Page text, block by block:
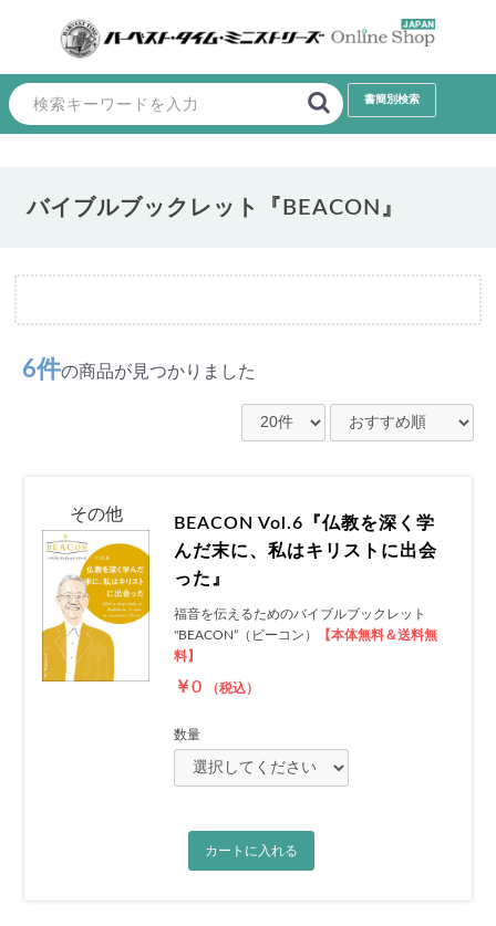
バイブルブックレット『BEACON』
6件の商品が見つかりました
その他
BEACON Vol.6『仏教を深く学
んだ末に、私はキリストに出会
った』
福音を伝えるためのバイブルブックレット
"BEACON”（ビーコン）
【本体無料＆送料無
料】
￥0 （税込）
数量
カートに入れる